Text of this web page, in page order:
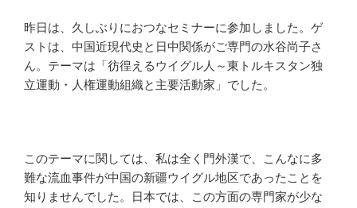
昨日は、久しぶりにおつなセミナーに参加しました。ゲ
ストは、中国近現代史と日中関係がご専門の水谷尚子さ
ん。テーマは「彷徨えるウイグル人～東トルキスタン独
立運動・人権運動組織と主要活動家」でした。
このテーマに関しては、私は全く門外漢で、こんなに多
難な流血事件が中国の新疆ウイグル地区であったことを
知りませんでした。日本では、この方面の専門家が少な